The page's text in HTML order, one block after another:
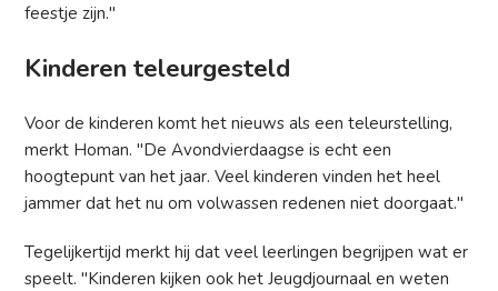
feestje zijn."
Kinderen teleurgesteld
Voor de kinderen komt het nieuws als een teleurstelling,
merkt Homan. "De Avondvierdaagse is echt een
hoogtepunt van het jaar. Veel kinderen vinden het heel
jammer dat het nu om volwassen redenen niet doorgaat."
Tegelijkertijd merkt hij dat veel leerlingen begrijpen wat er
speelt. "Kinderen kijken ook het Jeugdjournaal en weten